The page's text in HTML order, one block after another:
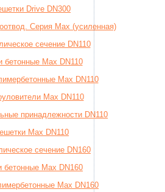
Drive DN300
Серия Max (усиленная)
сечение DN110
бетонные Max DN110
Max DN110
Max DN110
принадлежности DN110
Max DN110
сечение DN160
бетонные Max DN160
Max DN160